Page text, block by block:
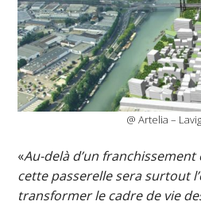
@ Artelia –
«Au-delà d’un
cette passerelle sera surtout
transformer le cadre de vie